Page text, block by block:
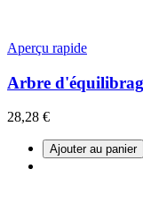
Aperçu rapide
Arbre
28,28 €
Ajouter au panier